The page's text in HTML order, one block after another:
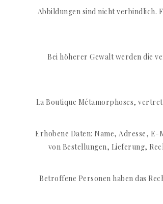
Abbildungen sind nicht verbindlich.
Bei höherer Gewalt werden die
La Boutique Métamorphoses,
Erhobene Daten: Name, Adresse,
von Bestellungen, Lieferung,
Betroffene Personen haben das